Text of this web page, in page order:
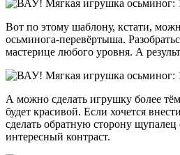
Вот по этому шаблону, кстати,
осьминога-перевёртыша.
мастерице любого уровня. А
А можно сделать игрушку более
будет красивой. Если хочется
сделать обратную сторону щупалец
интересный контраст.